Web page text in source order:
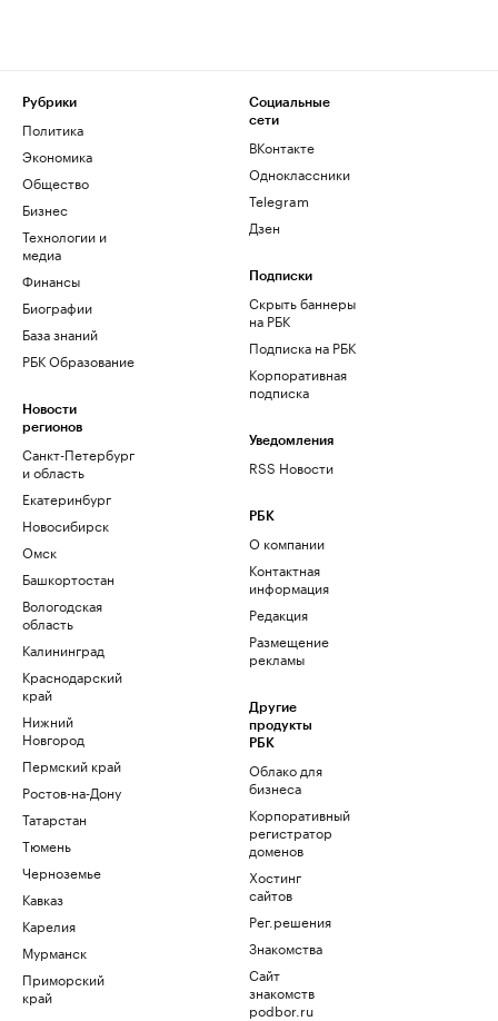
Рубрики
Политика
Экономика
Общество
Бизнес
Технологии и
медиа
Финансы
Биографии
База знаний
РБК Образование
Новости
регионов
Санкт-Петербург
и область
Екатеринбург
Новосибирск
Омск
Башкортостан
Вологодская
область
Калининград
Краснодарский
край
Нижний
Новгород
Пермский край
Ростов-на-Дону
Татарстан
Тюмень
Черноземье
Кавказ
Карелия
Мурманск
Приморский
край
Социальные
сети
ВКонтакте
Одноклассники
Telegram
Дзен
Подписки
Скрыть баннеры
на РБК
Подписка на РБК
Корпоративная
подписка
Уведомления
RSS Новости
РБК
О компании
Контактная
информация
Редакция
Размещение
рекламы
Другие
продукты
РБК
Облако для
бизнеса
Корпоративный
регистратор
доменов
Хостинг
сайтов
Рег.решения
Знакомства
Сайт
знакомств
podbor.ru